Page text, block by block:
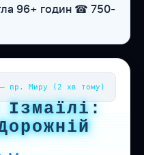
96+ годин ☎ 750-
— пр. Миру (2 хв тому)